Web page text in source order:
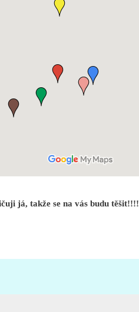
já, takže se na vás budu těšit!!!!